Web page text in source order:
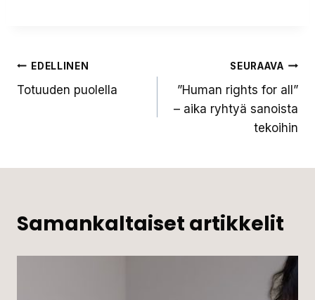
Artikkelien
selaus
EDELLINEN
Totuuden puolella
SEURAAVA
”Human rights for all”
– aika ryhtyä sanoista
tekoihin
Samankaltaiset artikkelit